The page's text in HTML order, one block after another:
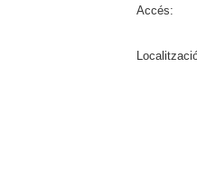
Accés: